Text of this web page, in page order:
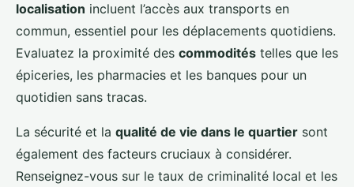
localisation incluent l’accès aux transports en
commun, essentiel pour les déplacements quotidiens.
Evaluatez la proximité des commodités telles que les
épiceries, les pharmacies et les banques pour un
quotidien sans tracas.
La sécurité et la qualité de vie dans le quartier sont
également des facteurs cruciaux à considérer.
Renseignez-vous sur le taux de criminalité local et les